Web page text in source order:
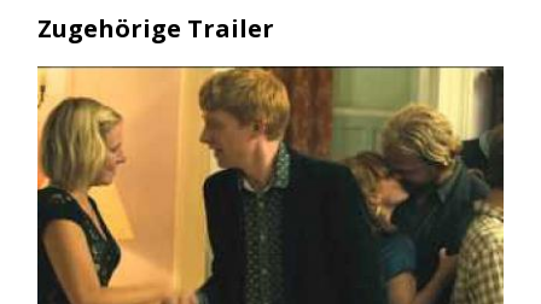
Zugehörige Trailer